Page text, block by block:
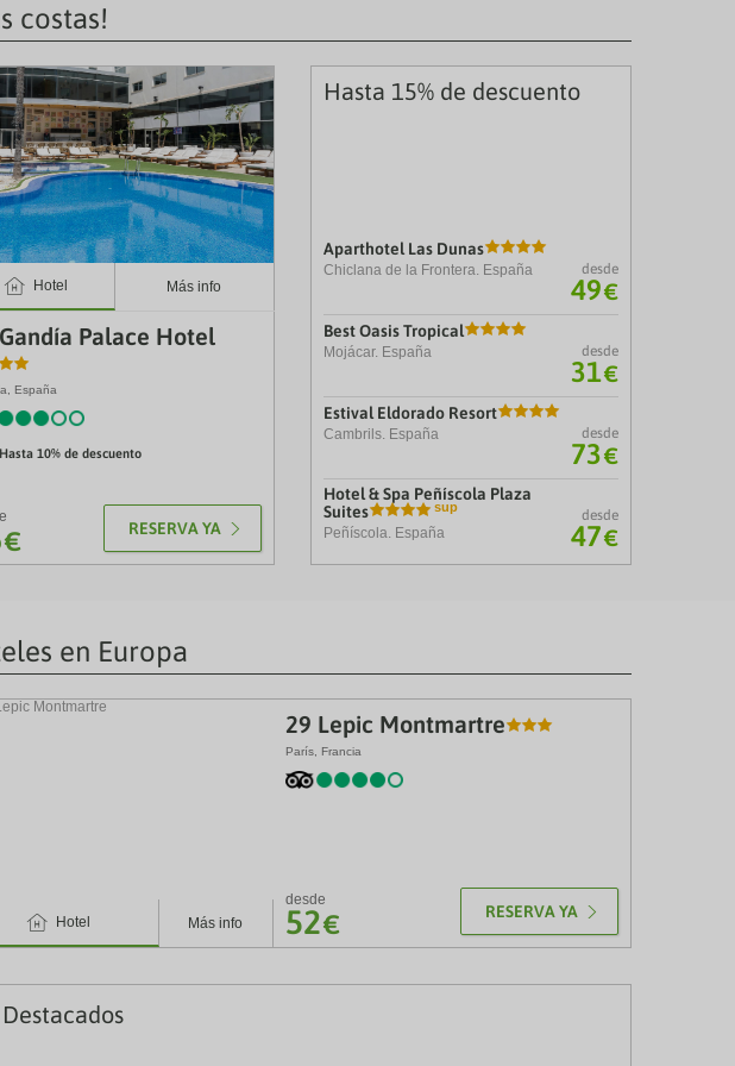
costas!
4 Hotel Más info
Palace Hotel
España
Hasta 10% de descuento
€ RESERVA YA
Hasta 15% de descuento
Aparthotel Las Dunas
Chiclana de la Frontera. España desde
49€
Best Oasis Tropical
Mojácar. España desde
31€
Estival Eldorado Resort
Cambrils. España desde
73€
Hotel & Spa Peñíscola Plaza
Suites
Peñíscola. España
desde
47€
en Europa
4 Hotel Más info
29 Lepic Montmartre
París, Francia
desde
52€ RESERVA YA
Destacados